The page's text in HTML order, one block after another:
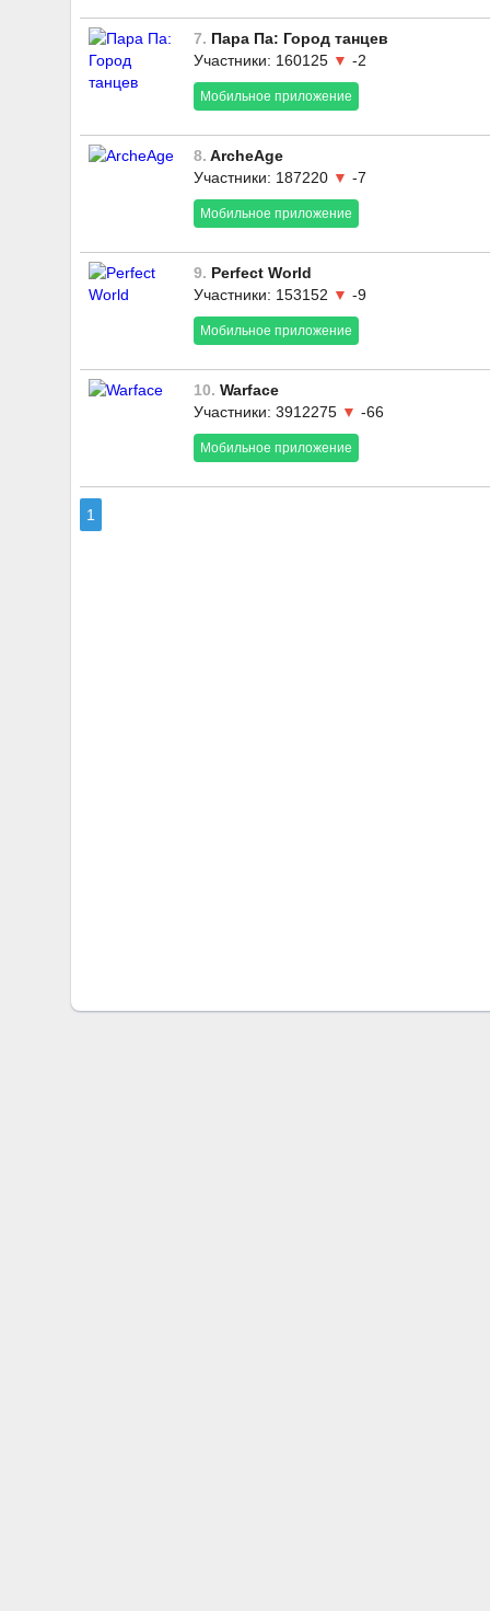
7. Пара Па: Город танцев
Участники: 160125 ▼ -2
Мобильное приложение
8. ArcheAge
Участники: 187220 ▼ -7
Мобильное приложение
9. Perfect World
Участники: 153152 ▼ -9
Мобильное приложение
10. Warface
Участники: 3912275 ▼ -66
Мобильное приложение
1